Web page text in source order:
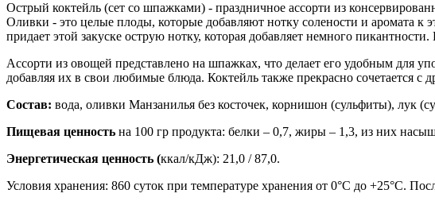
Острый коктейль (сет со шпажками) - праздничное ассорти из
Оливки - это целые плоды, которые добавляют нотку солености и аромата
придает этой закуске острую нотку, которая добавляет немного
Ассорти из овощей представлено на шпажках, что делает его удобным для
добавляя их в свои любимые блюда. Коктейль также прекрасно сочетается
Состав: вода, оливки Манзанилья без косточек, корнишон (сульфиты), лук
Пищевая ценность на 100 гр продукта: белки – 0,7, жиры – 1,3, из них
Энергетическая ценность (ккал/кДж): 21,0 / 87,0.
Условия хранения: 860 суток при температуре хранения от 0°C до +25°C.